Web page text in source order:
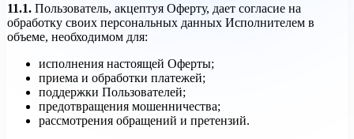
11.1. Пользователь, акцептуя Оферту, дает согласие на
обработку своих персональных данных Исполнителем в
объеме, необходимом для:
исполнения настоящей Оферты;
приема и обработки платежей;
поддержки Пользователей;
предотвращения мошенничества;
рассмотрения обращений и претензий.